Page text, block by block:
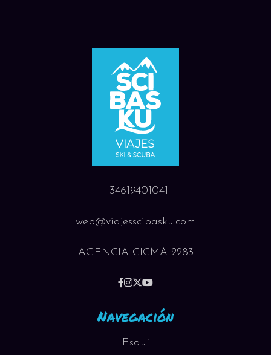
+34619401041
web@viajesscibasku.com
AGENCIA CICMA 2283
Navegación
Esquí